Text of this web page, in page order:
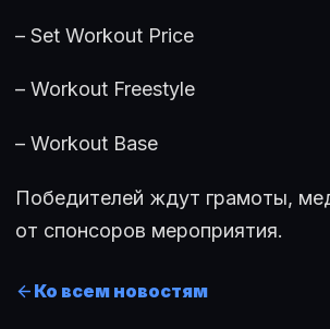
– Set Workout Price
– Workout Freestyle
– Workout Base
Победителей ждут грамоты,
от спонсоров мероприятия.
Ко всем новостям